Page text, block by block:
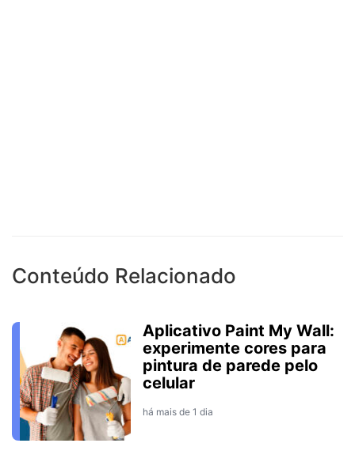
Conteúdo Relacionado
Aplicativo Paint My Wall:
experimente cores para
pintura de parede pelo
celular
há mais de 1 dia